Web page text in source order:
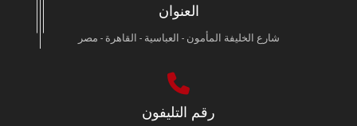
العنوان
شارع الخليفة المأمون - العباسية - القاهرة - مصر
رقم التليفون